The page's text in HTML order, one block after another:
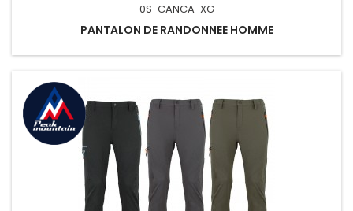
0S-CANCA-XG
PANTALON DE RANDONNEE HOMME